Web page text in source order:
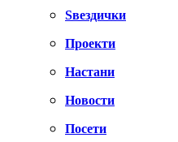
Ѕвездички
Проекти
Настани
Новости
Посети